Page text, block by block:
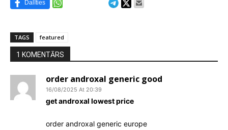
Dalīties
TAGS featured
1 KOMENTĀRS
order androxal generic good
16/08/2025 At 20:39
get androxal lowest price
order androxal generic europe